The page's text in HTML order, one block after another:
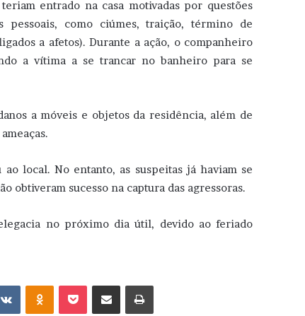
entrado na casa motivadas por questões
pessoais, como ciúmes, traição, término de
a afetos). Durante a ação, o companheiro
a vítima a se trancar no banheiro para se
a móveis e objetos da residência, além de
local. No entanto, as suspeitas já haviam se
obtiveram sucesso na captura das agressoras.
no próximo dia útil, devido ao feriado
VK OK